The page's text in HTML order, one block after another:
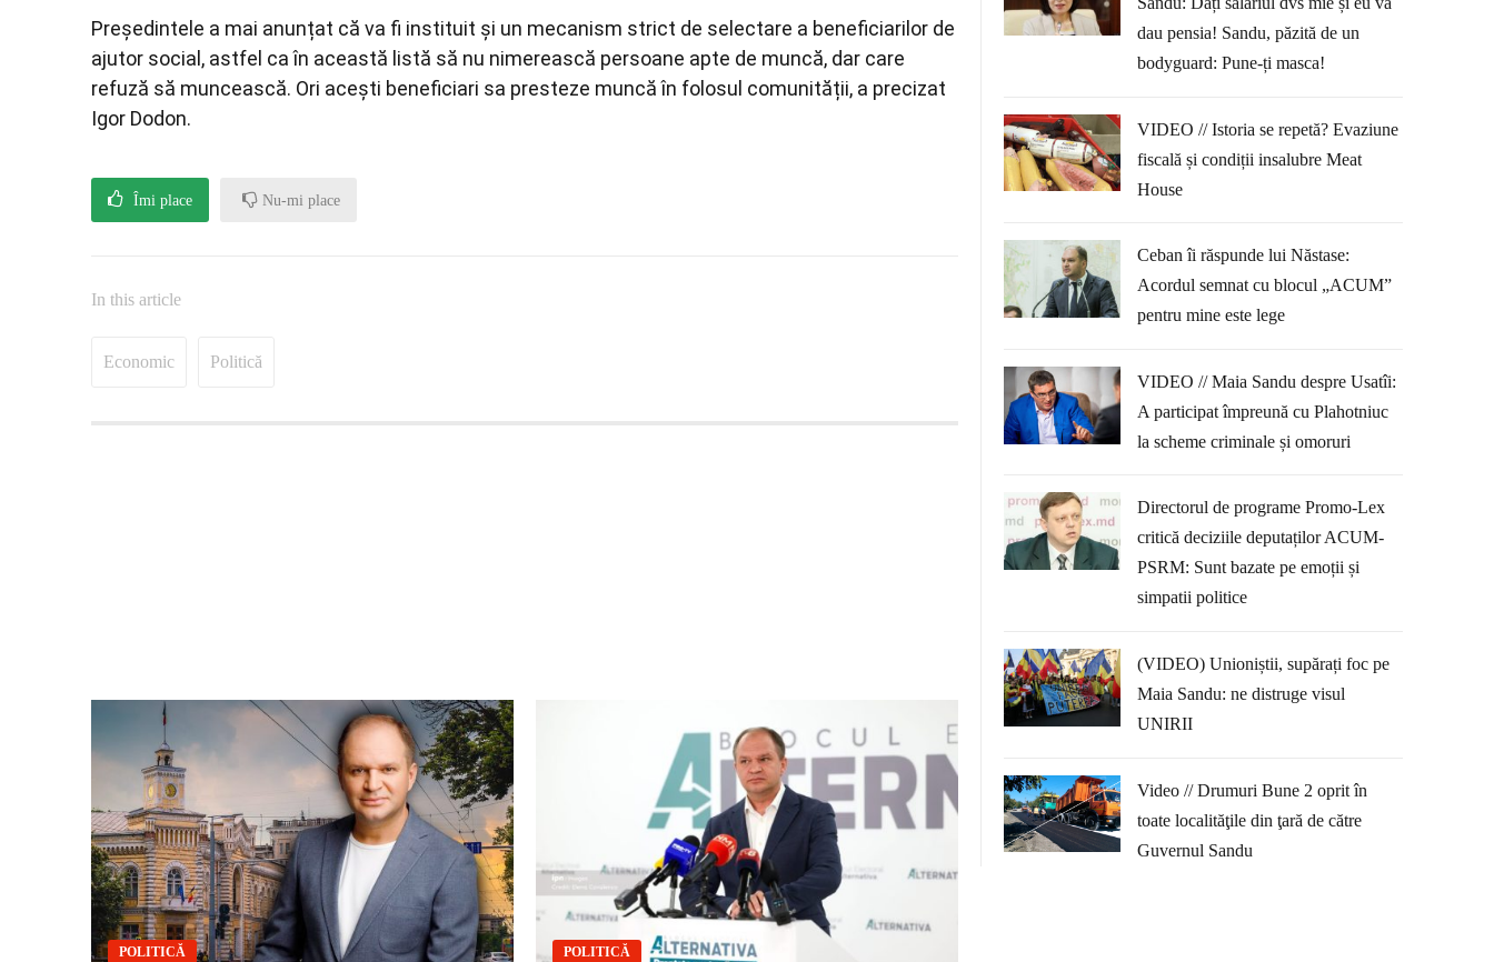
Președintele a mai anunțat că va fi instituit și un mecanism strict de selectare a beneficiarilor de
ajutor social, astfel ca în această listă să nu nimerească persoane apte de muncă, dar care
refuză să muncească. Ori acești beneficiari sa presteze muncă în folosul comunității, a precizat
Igor Dodon.
Îmi place Nu-mi place
In this article
Economic Politică
POLITICĂ POLITICĂ
dau pensia! Sandu, păzită de un
bodyguard: Pune-ți masca!
VIDEO // Istoria se repetă? Evaziune
fiscală și condiții insalubre Meat
House
Ceban îi răspunde lui Năstase:
Acordul semnat cu blocul „ACUM”
pentru mine este lege
VIDEO // Maia Sandu despre Usatîi:
A participat împreună cu Plahotniuc
la scheme criminale și omoruri
Directorul de programe Promo-Lex
critică deciziile deputaților ACUM-
PSRM: Sunt bazate pe emoții și
simpatii politice
(VIDEO) Unioniștii, supărați foc pe
Maia Sandu: ne distruge visul
UNIRII
Video // Drumuri Bune 2 oprit în
toate localităţile din ţară de către
Guvernul Sandu